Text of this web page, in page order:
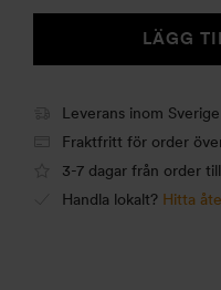
mängd
LÄGG
Leverans inom
Fraktfritt för order
3-7 dagar från order
Handla lokalt? Hitta